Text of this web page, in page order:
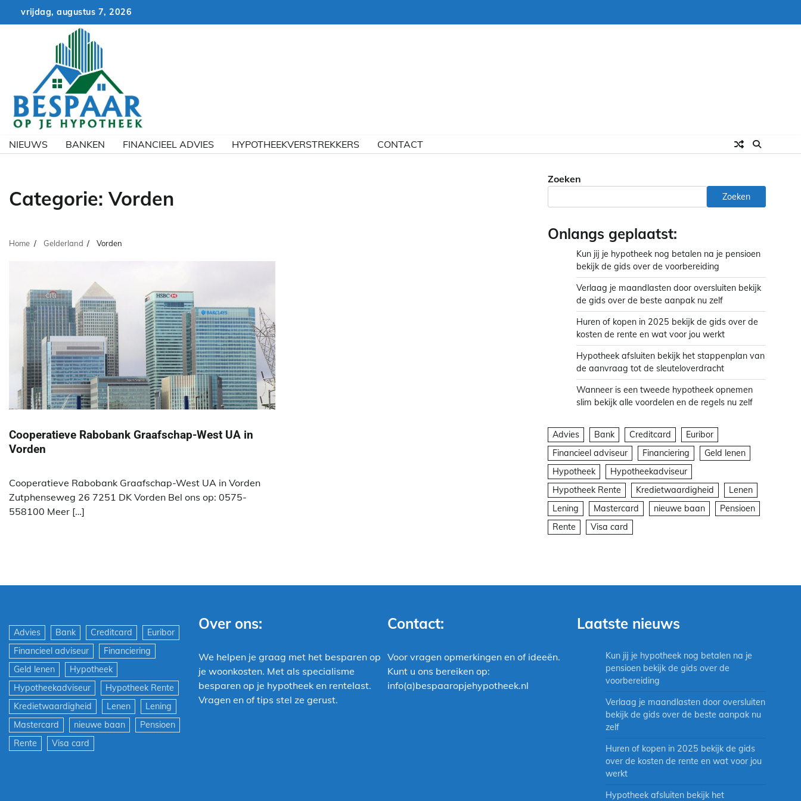
vrijdag, augustus 7, 2026
NIEUWS BANKEN FINANCIEEL ADVIES HYPOTHEEKVERSTREKKERS CONTACT
Categorie: Vorden
Home Gelderland Vorden
Cooperatieve Rabobank Graafschap-West UA in
Vorden
Cooperatieve Rabobank Graafschap-West UA in Vorden
Zutphenseweg 26 7251 DK Vorden Bel ons op: 0575-
558100 Meer […]
Zoeken
Zoeken
Onlangs geplaatst:
Kun jij je hypotheek nog betalen na je pensioen
bekijk de gids over de voorbereiding
Verlaag je maandlasten door oversluiten bekijk
de gids over de beste aanpak nu zelf
Huren of kopen in 2025 bekijk de gids over de
kosten de rente en wat voor jou werkt
Hypotheek afsluiten bekijk het stappenplan van
de aanvraag tot de sleuteloverdracht
Wanneer is een tweede hypotheek opnemen
slim bekijk alle voordelen en de regels nu zelf
Advies Bank Creditcard
Euribor
Financieel adviseur
Financiering
Geld lenen
Hypotheek
Hypotheekadviseur
Hypotheek Rente
Kredietwaardigheid
Lenen
Lening
Mastercard nieuwe baan
Pensioen
Rente
Visa card
Advies Bank Creditcard
Euribor
Financieel adviseur
Financiering
Geld lenen
Hypotheek
Hypotheekadviseur
Hypotheek Rente
Kredietwaardigheid
Lenen
Lening
Mastercard
nieuwe baan
Pensioen
Rente
Visa card
Over ons:
We helpen je graag met het besparen op
je woonkosten. Met als specialisme
besparen op je hypotheek en rentelast.
Vragen en of tips stel ze gerust.
Contact:
Voor vragen opmerkingen en of ideeën.
Kunt u ons bereiken op:
info(a)bespaaropjehypotheek.nl
Laatste nieuws
Kun jij je hypotheek nog betalen na je
pensioen bekijk de gids over de
voorbereiding
Verlaag je maandlasten door oversluiten
bekijk de gids over de beste aanpak nu
zelf
Huren of kopen in 2025 bekijk de gids
over de kosten de rente en wat voor jou
werkt
Hypotheek afsluiten bekijk het